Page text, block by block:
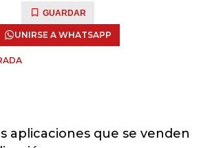
GUARDAR
UNIRSE A WHATSAPP
aplicaciones que se venden